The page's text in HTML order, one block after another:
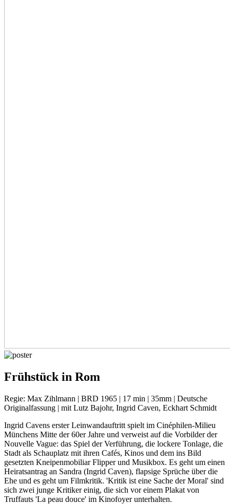
Frühstück in Rom
Regie: Max Zihlmann | BRD 1965 | 17 min | 35mm | Deutsche
Originalfassung | mit Lutz Bajohr, Ingrid Caven, Eckhart Schmidt
Ingrid Cavens erster Lein­wand­auf­tritt spielt im Ciné­philen-Milieu
Münchens Mitte der 60er Jahre und verweist auf die Vorbilder der
Nouvelle Vague: das Spiel der Verfüh­rung, die lockere Tonlage, die
Stadt als Schau­platz mit ihren Cafés, Kinos und dem ins Bild
gesetzten Knei­pen­mo­bi­liar Flipper und Musikbox. Es geht um einen
Heirats­an­trag an Sandra (Ingrid Caven), flapsige Sprüche über die
Ehe und es geht um Film­kritik. 'Kritik ist eine Sache der Moral' sind
sich zwei junge Kritiker einig, die sich vor einem Plakat von
Truffauts 'La peau douce' im Kinofoyer unter­halten.